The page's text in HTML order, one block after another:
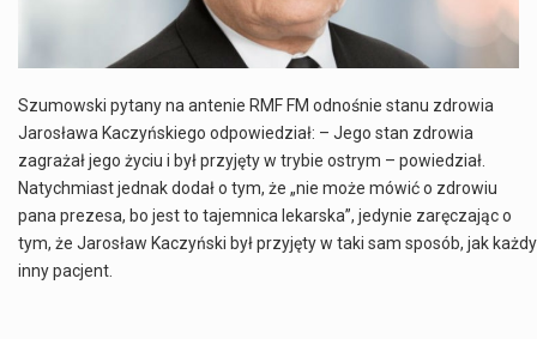
Szumowski pytany na antenie RMF FM odnośnie stanu zdrowia
Jarosława Kaczyńskiego odpowiedział: – Jego stan zdrowia
zagrażał jego życiu i był przyjęty w trybie ostrym – powiedział.
Natychmiast jednak dodał o tym, że „nie może mówić o zdrowiu
pana prezesa, bo jest to tajemnica lekarska”, jedynie zaręczając o
tym, że Jarosław Kaczyński był przyjęty w taki sam sposób, jak każdy
inny pacjent.